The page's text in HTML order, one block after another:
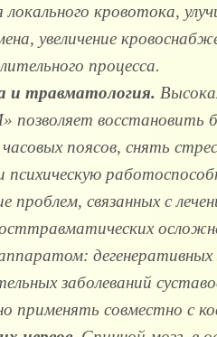
кровотока,
увеличение
процесса.
и травматология.
восстановить
часовых поясов, снять
психическую
проблем, связанных с
дегенеративных
заболеваний
применять совместно с